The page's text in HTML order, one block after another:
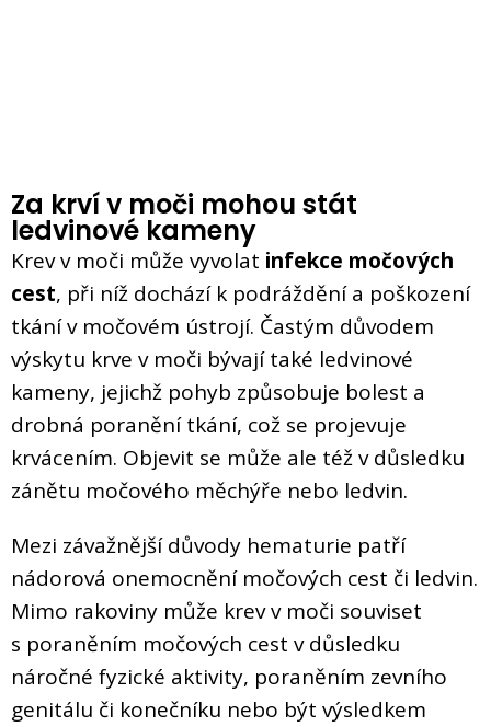
Za krví v moči mohou stát
ledvinové kameny
Krev v moči může vyvolat infekce močových
cest, při níž dochází k podráždění a poškození
tkání v močovém ústrojí. Častým důvodem
výskytu krve v moči bývají také ledvinové
kameny, jejichž pohyb způsobuje bolest a
drobná poranění tkání, což se projevuje
krvácením. Objevit se může ale též v důsledku
zánětu močového měchýře nebo ledvin.
Mezi závažnější důvody hematurie patří
nádorová onemocnění močových cest či ledvin.
Mimo rakoviny může krev v moči souviset
s poraněním močových cest v důsledku
náročné fyzické aktivity, poraněním zevního
genitálu či konečníku nebo být výsledkem